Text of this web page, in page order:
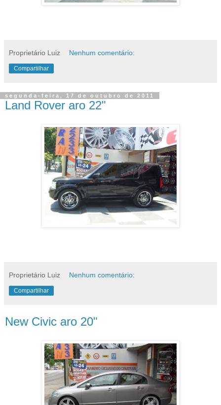
Proprietário Luiz Nenhum comentário:
Compartilhar
segunda-feira, 17 de outubro de 2011
Land Rover aro 22"
Proprietário Luiz Nenhum comentário:
Compartilhar
New Civic aro 20"